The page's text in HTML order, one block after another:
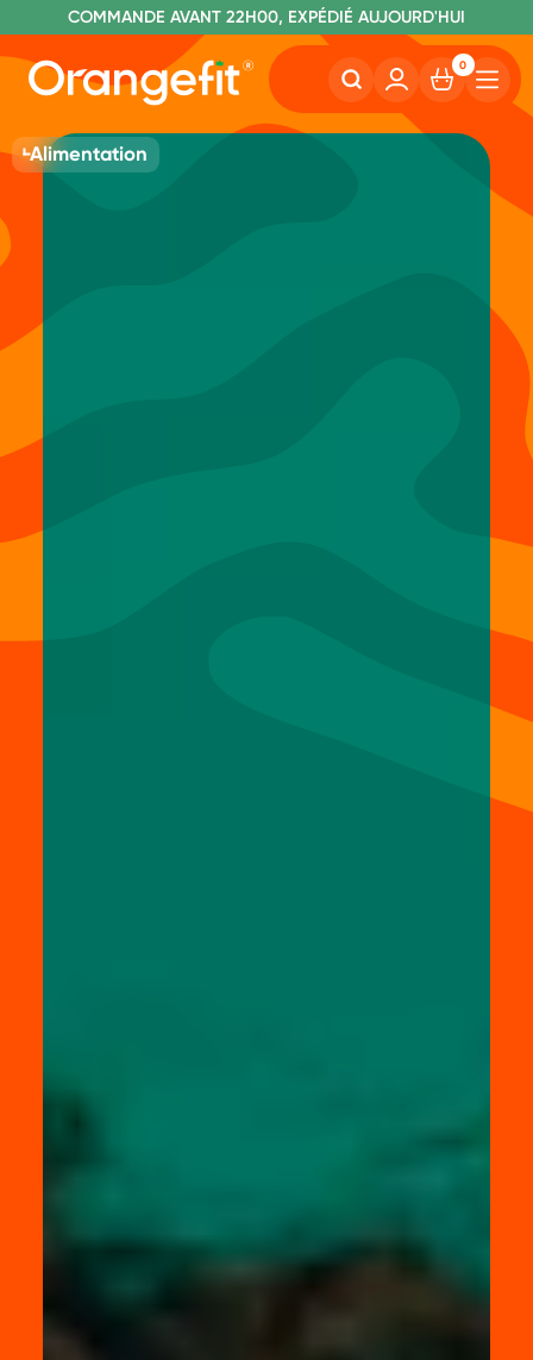
SANS LACTOSE ET SUCRALOSE
COMMANDE AVANT 22H00, EXPÉDIÉ AUJOURD'HUI
LIVRAISON GRATUITE À PARTIR DE 60€
0
Alimentation